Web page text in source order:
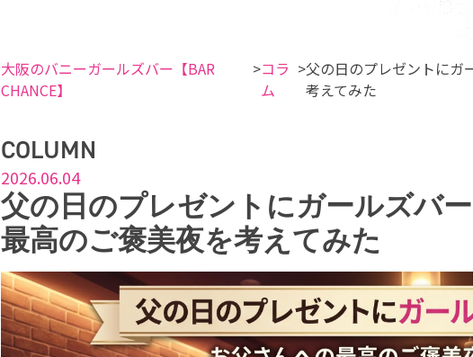
大阪のバニーガールズバー【BAR
CHANCE】
コラ
ム
父の日のプレゼントにガ
考えてみた
COLUMN
2026.06.04
父の日のプレゼントにガールズバ
最高のご褒美夜を考えてみた